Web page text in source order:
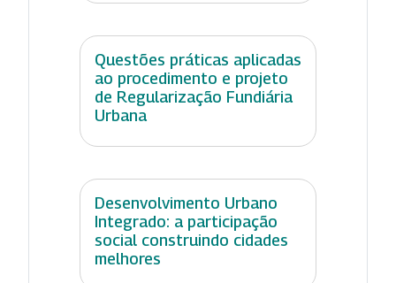
Questões práticas aplicadas
ao procedimento e projeto
de Regularização Fundiária
Urbana
Desenvolvimento Urbano
Integrado: a participação
social construindo cidades
melhores